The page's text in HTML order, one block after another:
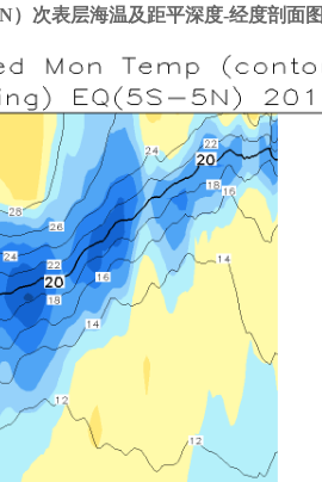
）次表层海温及距平深度-经度剖面图